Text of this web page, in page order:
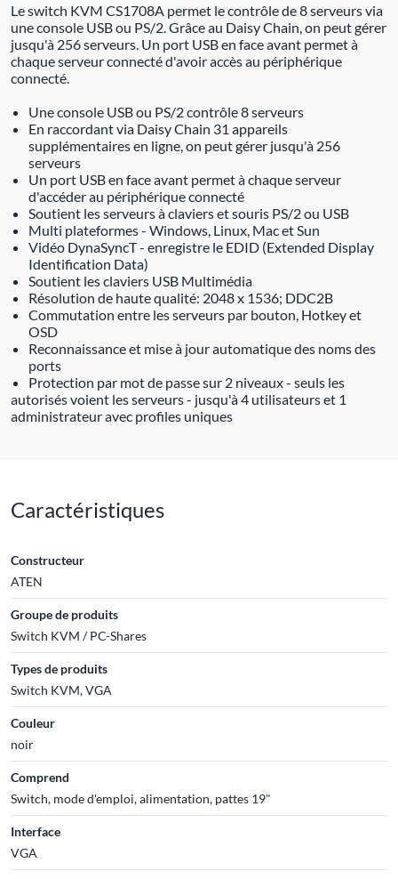
Le switch KVM CS1708A permet le contrôle de 8 serveurs via
une console USB ou PS/2. Grâce au Daisy Chain, on peut gérer
jusqu'à 256 serveurs. Un port USB en face avant permet à
chaque serveur connecté d'avoir accès au périphérique
connecté.
Une console USB ou PS/2 contrôle 8 serveurs
En raccordant via Daisy Chain 31 appareils
supplémentaires en ligne, on peut gérer jusqu'à 256
serveurs
Un port USB en face avant permet à chaque serveur
d'accéder au périphérique connecté
Soutient les serveurs à claviers et souris PS/2 ou USB
Multi plateformes - Windows, Linux, Mac et Sun
Vidéo DynaSyncT - enregistre le EDID (Extended Display
Identification Data)
Soutient les claviers USB Multimédia
Résolution de haute qualité: 2048 x 1536; DDC2B
Commutation entre les serveurs par bouton, Hotkey et
OSD
Reconnaissance et mise à jour automatique des noms des
ports
Protection par mot de passe sur 2 niveaux - seuls les
autorisés voient les serveurs - jusqu'à 4 utilisateurs et 1
administrateur avec profiles uniques
Caractéristiques
Constructeur
ATEN
Groupe de produits
Switch KVM / PC-Shares
Types de produits
Switch KVM, VGA
Couleur
noir
Comprend
Switch, mode d'emploi, alimentation, pattes 19"
Interface
VGA